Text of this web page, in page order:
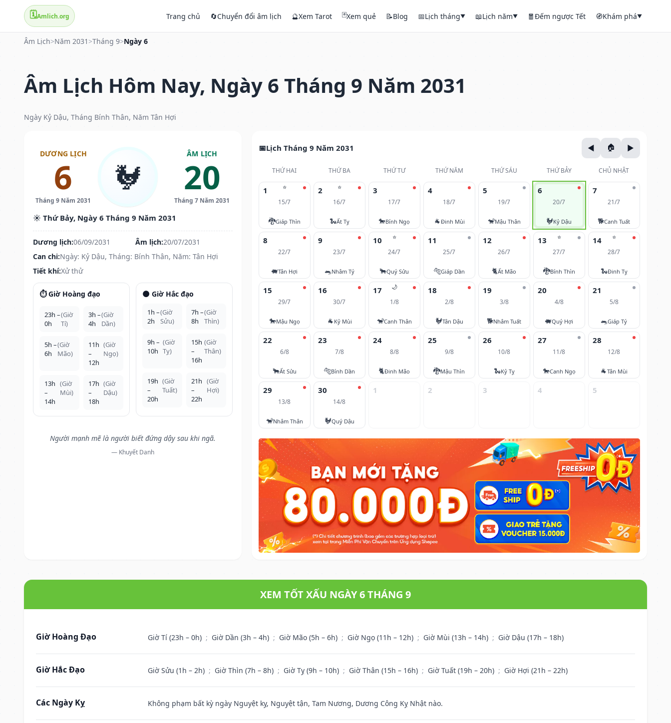
🗓️Amlich.org Trang chủ 🔄Chuyển đổi âm lịch 🔮Xem Tarot 🃏Xem quẻ 📝Blog 📅Lịch tháng▼ 📖Lịch năm▼ 🧧Đếm ngược Tết 🧭Khám phá▼
Âm Lịch>Năm 2031 >Tháng 9>Ngày 6
Âm Lịch Hôm Nay, Ngày 6 Tháng 9 Năm 2031
Ngày Kỷ Dậu, Tháng Bính Thân, Năm Tân Hợi
DƯƠNG LỊCH
6
Tháng 9 Năm 2031
🐓
ÂM LỊCH
20
Tháng 7 Năm 2031
☀️ Thứ Bảy, Ngày 6 Tháng 9 Năm 2031
Dương lịch:06/09/2031 Âm lịch:20/07/2031
Can chi:Ngày: Kỷ Dậu, Tháng: Bính Thân, Năm: Tân Hợi
Tiết khí:Xử thử
⏱️ Giờ Hoàng đạo
23h –
0h
(Giờ
Tí)
3h –
4h
(Giờ
Dần)
5h –
6h
(Giờ
Mão)
11h
–
12h
(Giờ
Ngọ)
13h
–
14h
(Giờ
Mùi)
17h
–
18h
(Giờ
Dậu)
🌑 Giờ Hắc đạo
1h –
2h
(Giờ
Sửu)
7h –
8h
(Giờ
Thìn)
9h –
10h
(Giờ
Tỵ)
15h
–
16h
(Giờ
Thân)
19h
–
20h
(Giờ
Tuất)
21h
–
22h
(Giờ
Hợi)
Người mạnh mẽ là người biết đứng dậy sau khi ngã.
— Khuyết Danh
Lịch Tháng 9 Năm 2031
THỨ HAI THỨ BA THỨ TƯ THỨ NĂM THỨ SÁU THỨ BẢY
CHỦ NHẬT
⭐
1
15/7
🐉Giáp Thìn
⭐
2
16/7
🐍Ất Tỵ
3
17/7
🐎Bính Ngọ
4
18/7
🐐Đinh Mùi
5
19/7
🐒Mậu Thân
6
20/7
🐓Kỷ Dậu
7
21/7
🐕Canh Tuất
8
22/7
🐖Tân Hợi
9
23/7
🐀Nhâm Tý
⭐
10
24/7
🐂Quý Sửu
11
25/7
🐅Giáp Dần
12
26/7
🐈Ất Mão
⭐
13
27/7
🐉Bính Thìn
⭐
14
28/7
🐍Đinh Tỵ
15
29/7
🐎Mậu Ngọ
16
30/7
🐐 Kỷ Mùi
🌙
17
1/8
🐒Canh Thân
18
2/8
🐓Tân Dậu
19
3/8
🐕Nhâm Tuất
20
4/8
🐖Quý Hợi
21
5/8
🐀Giáp Tý
22
6/8
🐂Ất Sửu
23
7/8
🐅Bính Dần
24
8/8
🐈Đinh Mão
25
9/8
🐉Mậu Thìn
26
10/8
🐍Kỷ Tỵ
27
11/8
🐎Canh Ngọ
28
12/8
🐐Tân Mùi
29
13/8
🐒Nhâm Thân
30
14/8
🐓Quý Dậu
1 2 3 4 5
XEM TỐT XẤU NGÀY 6 THÁNG 9
Giờ Hoàng Đạo Giờ Tí (23h – 0h) ; Giờ Dần (3h – 4h) ; Giờ Mão (5h – 6h) ; Giờ Ngọ (11h – 12h) ; Giờ Mùi (13h – 14h) ; Giờ Dậu (17h – 18h)
Giờ Hắc Đạo Giờ Sửu (1h – 2h) ; Giờ Thìn (7h – 8h) ; Giờ Tỵ (9h – 10h) ; Giờ Thân (15h – 16h) ; Giờ Tuất (19h – 20h) ; Giờ Hợi (21h – 22h)
Các Ngày Kỵ Không phạm bất kỳ ngày Nguyệt kỵ, Nguyệt tận, Tam Nương, Dương Công Kỵ Nhật nào.